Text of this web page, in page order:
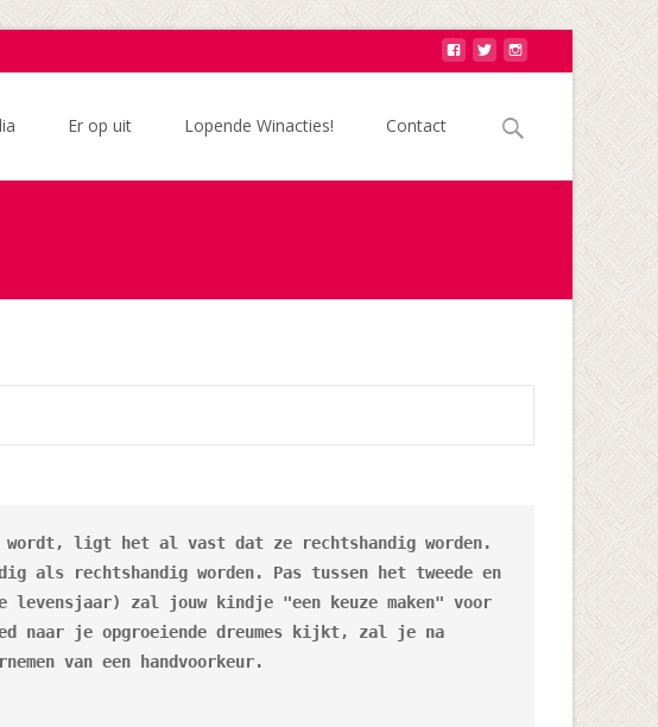
Er op uit Lopende Winacties! Contact
Zoek
naar:
wordt, ligt het al vast dat ze rechtshandig worden.
als rechtshandig worden. Pas tussen het tweede en
levensjaar) zal jouw kindje "een keuze maken" voor
naar je opgroeiende dreumes kijkt, zal je na
van een handvoorkeur.